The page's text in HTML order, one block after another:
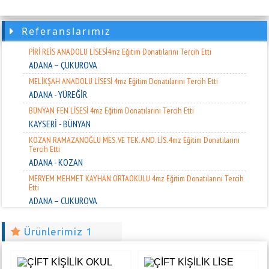
Referanslarımız
ADANA TABİPLER ODASI İLKOKULU 4MZ Eğitim Donatılarını Tercih Etti
ADANA - ÇUKUROVA
PİRİ REİS ANADOLU LİSESİ4mz Eğitim Donatılarını Tercih Etti
ADANA – ÇUKUROVA
MELİKŞAH ANADOLU LİSESİ 4mz Eğitim Donatılarını Tercih Etti
ADANA - YÜREĞİR
BÜNYAN FEN LİSESİ 4mz Eğitim Donatılarını Tercih Etti
KAYSERİ - BÜNYAN
KOZAN RAMAZANOĞLU MES. VE TEK. AND. LİS. 4mz Eğitim Donatılarını
Tercih Etti
ADANA - KOZAN
MERYEM MEHMET KAYHAN ORTAOKULU 4mz Eğitim Donatılarını Tercih
Etti
ADANA – ÇUKUROVA
MERSİN - AKDENİZ
ADANA - ÇUKUROVA
Ürünlerimiz 1